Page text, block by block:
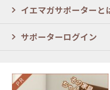
イエマガサポーターと
サポーターログイン